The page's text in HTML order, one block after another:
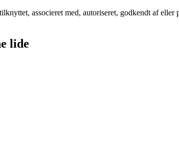
associeret med, autoriseret, godkendt af
lide